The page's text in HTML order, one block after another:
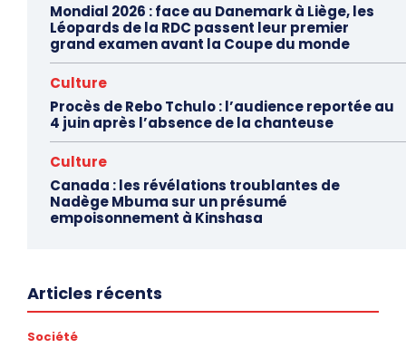
Mondial 2026 : face au Danemark à Liège, les
Léopards de la RDC passent leur premier
grand examen avant la Coupe du monde
Culture
Procès de Rebo Tchulo : l’audience reportée au
4 juin après l’absence de la chanteuse
Culture
Canada : les révélations troublantes de
Nadège Mbuma sur un présumé
empoisonnement à Kinshasa
Articles récents
Société